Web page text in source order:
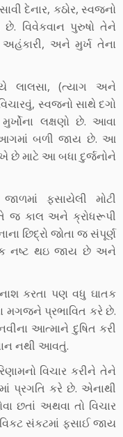
દેનાર, કઠોર, સ્વજનો
વિવેકવાન પુરુષો તેને
અને મુર્ખ તેના
લાલસા, (ત્યાગ અને
સ્વજનો સાથે દગો
લક્ષણો છે. આવા
આગમાં બળી જાય છે. આ
છે માટે આ બધા દુર્જનોને
જાળમાં ફસાયેલી મોટી
જ કાલ અને ક્રોધરૂપી
છિદ્રો જોતા જ સંપૂર્ણ
નષ્ટ થઇ જાય છે અને
કરતા પણ વધુ ઘાતક
મગજને પ્રભાવિત કરે છે.
આત્માને દુષિત કરી
નથી આવતું.
વિચાર કરીને તેને
પ્રગતિ કરે છે. એનાથી
છતાં અથવા તો વિચાર
વિકટ સંકટમાં ફસાઈ જાય